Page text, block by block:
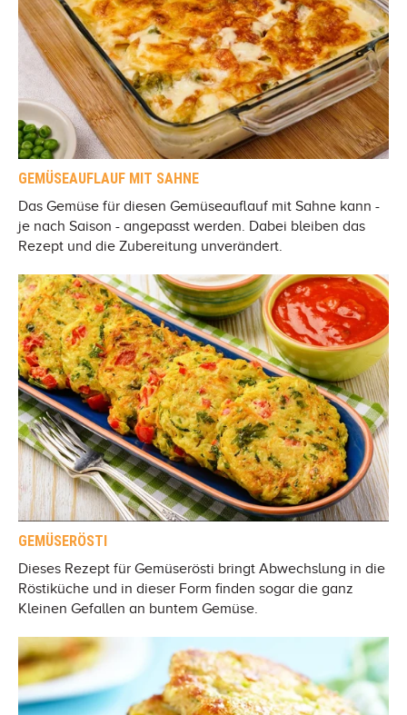
GEMÜSEAUFLAUF MIT SAHNE
Das Gemüse für diesen Gemüseauflauf mit Sahne kann -
je nach Saison - angepasst werden. Dabei bleiben das
Rezept und die Zubereitung unverändert.
GEMÜSERÖSTI
Dieses Rezept für Gemüserösti bringt Abwechslung in die
Röstiküche und in dieser Form finden sogar die ganz
Kleinen Gefallen an buntem Gemüse.